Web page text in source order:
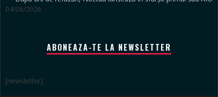
04/06/2026
ABONEAZA-TE LA NEWSLETTER
[newsletter]